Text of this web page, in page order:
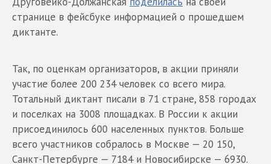
странице в фейсбуке информацией о прошедшем
диктанте.
Так, по оценкам организаторов, в акции приняли
участие более 200 234 человек со всего мира.
Тотальный диктант писали в 71 стране, 858 городах
и поселках на 3008 площадках. В России к акции
присоединилось 600 населенных пунктов. Больше
всего участников собралось в Москве — 20 150,
Санкт-Петербурге — 7184 и Новосибирске — 6930.